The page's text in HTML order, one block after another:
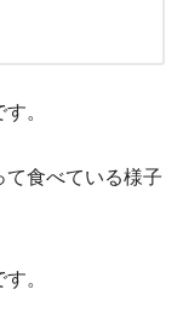
す。
食べている様子
。